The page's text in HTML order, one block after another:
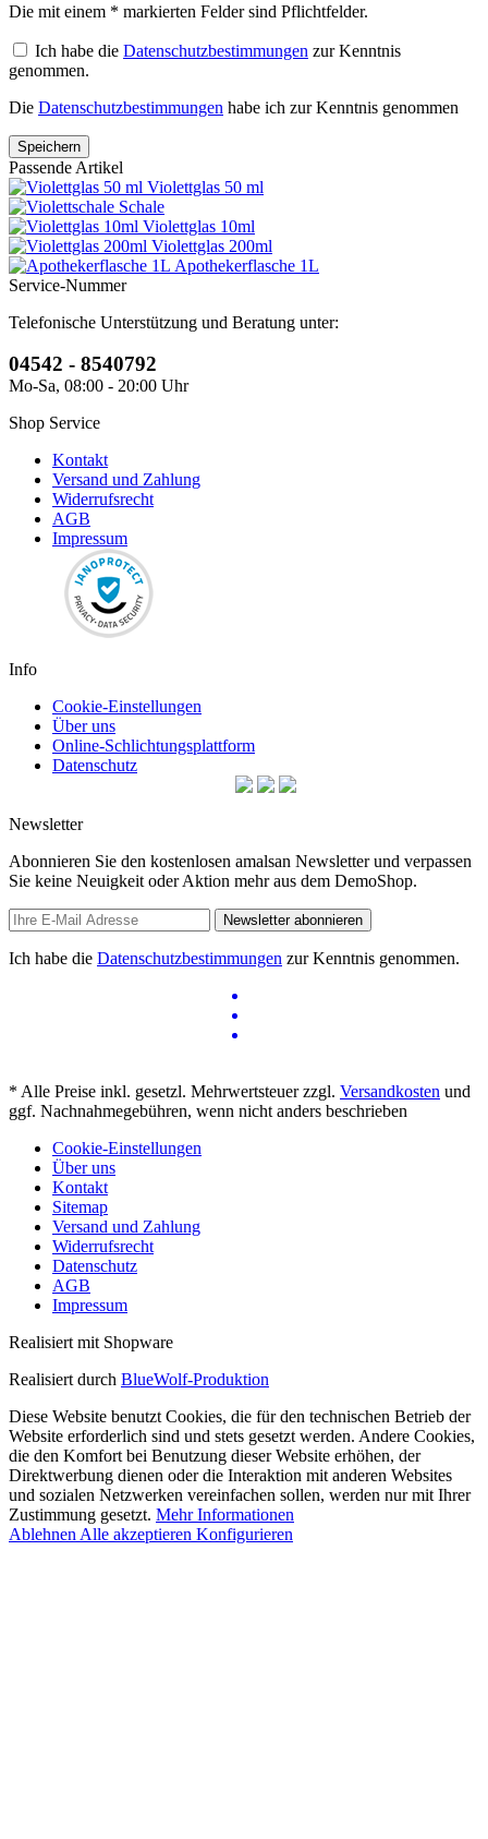
Die mit einem * markierten Felder sind Pflichtfelder.
Ich habe die Datenschutzbestimmungen zur Kenntnis
genommen.
Die Datenschutzbestimmungen habe ich zur Kenntnis genommen
Passende Artikel
Violettglas 50 ml
Schale
Violettglas 10ml
Violettglas 200ml
Apothekerflasche 1L
Service-Nummer
Telefonische Unterstützung und Beratung unter:
04542 - 8540792
Mo-Sa, 08:00 - 20:00 Uhr
Shop Service
Kontakt
Versand und Zahlung
Widerrufsrecht
AGB
Impressum
Info
Cookie-Einstellungen
Über uns
Online-Schlichtungsplattform
Datenschutz
Newsletter
Abonnieren Sie den kostenlosen amalsan Newsletter und verpassen
Sie keine Neuigkeit oder Aktion mehr aus dem DemoShop.
Newsletter abonnieren
Ich habe die Datenschutzbestimmungen zur Kenntnis genommen.
* Alle Preise inkl. gesetzl. Mehrwertsteuer zzgl. Versandkosten und
ggf. Nachnahmegebühren, wenn nicht anders beschrieben
Cookie-Einstellungen
Über uns
Kontakt
Sitemap
Versand und Zahlung
Widerrufsrecht
Datenschutz
AGB
Impressum
Realisiert mit Shopware
Realisiert durch BlueWolf-Produktion
Diese Website benutzt Cookies, die für den technischen Betrieb der
Website erforderlich sind und stets gesetzt werden. Andere Cookies,
die den Komfort bei Benutzung dieser Website erhöhen, der
Direktwerbung dienen oder die Interaktion mit anderen Websites
und sozialen Netzwerken vereinfachen sollen, werden nur mit Ihrer
Zustimmung gesetzt. Mehr Informationen
Ablehnen Alle akzeptieren Konfigurieren